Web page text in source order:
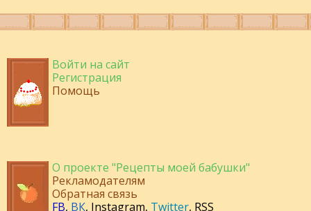
Войти на сайт
Регистрация
Помощь
О проекте "Рецепты моей бабушки"
Рекламодателям
Обратная связь
FB, ВК, Instagram, Twitter, RSS